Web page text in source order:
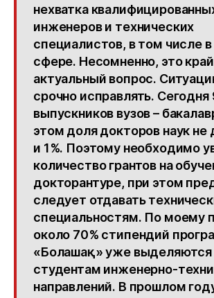
нехватка
инженеров и технических
специалистов, в том числе
сфере. Несомненно, это
актуальный вопрос.
срочно исправлять. Сегодня
выпускников вузов –
этом доля докторов наук не
и 1%. Поэтому необходимо
количество грантов на
докторантуре, при этом
следует отдавать
специальностям. По моему
около 70% стипендий
«Болашақ» уже выделяются
студентам инженерно-
направлений. В прошлом